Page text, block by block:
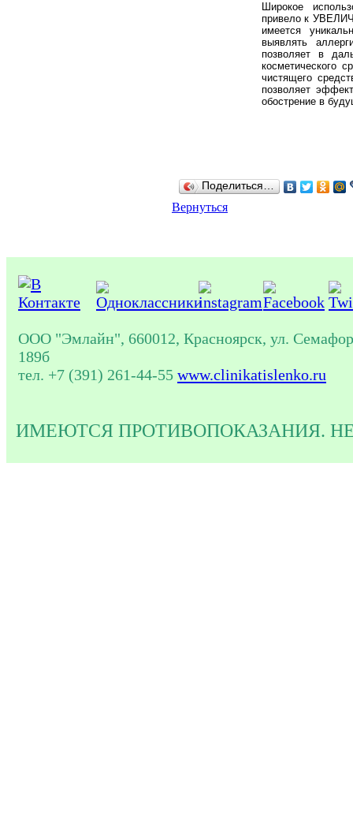
Широкое
привело к
имеется
выявлять
позволяет в
косметического
чистящего
позволяет
обострение в
Поделиться…
Вернуться
ООО "Эмлайн", 660012, Красноярск, ул.
189б
тел. +7 (391) 261-44-55 www.clinikatislenko.ru
ИМЕЮТСЯ ПРОТИВОПОКАЗАНИЯ.